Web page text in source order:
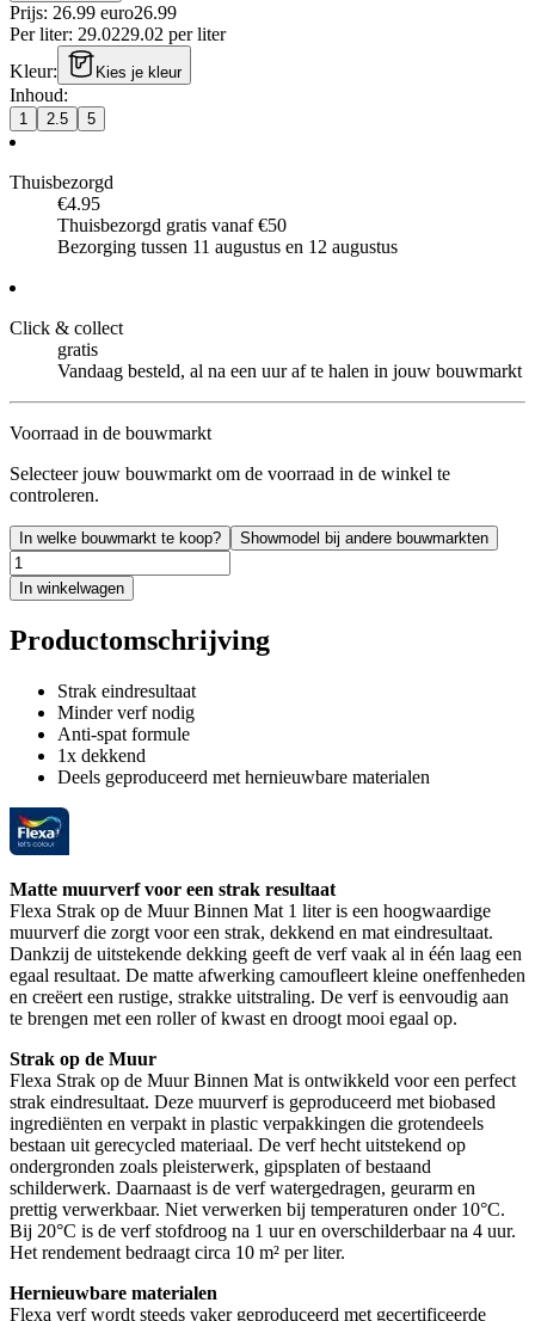
Prijs: 26.99 euro26.99
Per liter: 29.0229.02 per liter
Kleur: Kies je kleur
Inhoud:
1 2.5 5
Thuisbezorgd
€4.95
Thuisbezorgd gratis vanaf €50
Bezorging tussen 11 augustus en 12 augustus
Click & collect
gratis
Vandaag besteld, al na een uur af te halen in jouw bouwmarkt
Voorraad in de bouwmarkt
Selecteer jouw bouwmarkt om de voorraad in de winkel te
controleren.
In welke bouwmarkt te koop? Showmodel bij andere bouwmarkten
In winkelwagen
Productomschrijving
Strak eindresultaat
Minder verf nodig
Anti-spat formule
1x dekkend
Deels geproduceerd met hernieuwbare materialen
Matte muurverf voor een strak resultaat
Flexa Strak op de Muur Binnen Mat 1 liter is een hoogwaardige
muurverf die zorgt voor een strak, dekkend en mat eindresultaat.
Dankzij de uitstekende dekking geeft de verf vaak al in één laag een
egaal resultaat. De matte afwerking camoufleert kleine oneffenheden
en creëert een rustige, strakke uitstraling. De verf is eenvoudig aan
te brengen met een roller of kwast en droogt mooi egaal op.
Strak op de Muur
Flexa Strak op de Muur Binnen Mat is ontwikkeld voor een perfect
strak eindresultaat. Deze muurverf is geproduceerd met biobased
ingrediënten en verpakt in plastic verpakkingen die grotendeels
bestaan uit gerecycled materiaal. De verf hecht uitstekend op
ondergronden zoals pleisterwerk, gipsplaten of bestaand
schilderwerk. Daarnaast is de verf watergedragen, geurarm en
prettig verwerkbaar. Niet verwerken bij temperaturen onder 10°C.
Bij 20°C is de verf stofdroog na 1 uur en overschilderbaar na 4 uur.
Het rendement bedraagt circa 10 m² per liter.
Hernieuwbare materialen
Flexa verf wordt steeds vaker geproduceerd met gecertificeerde